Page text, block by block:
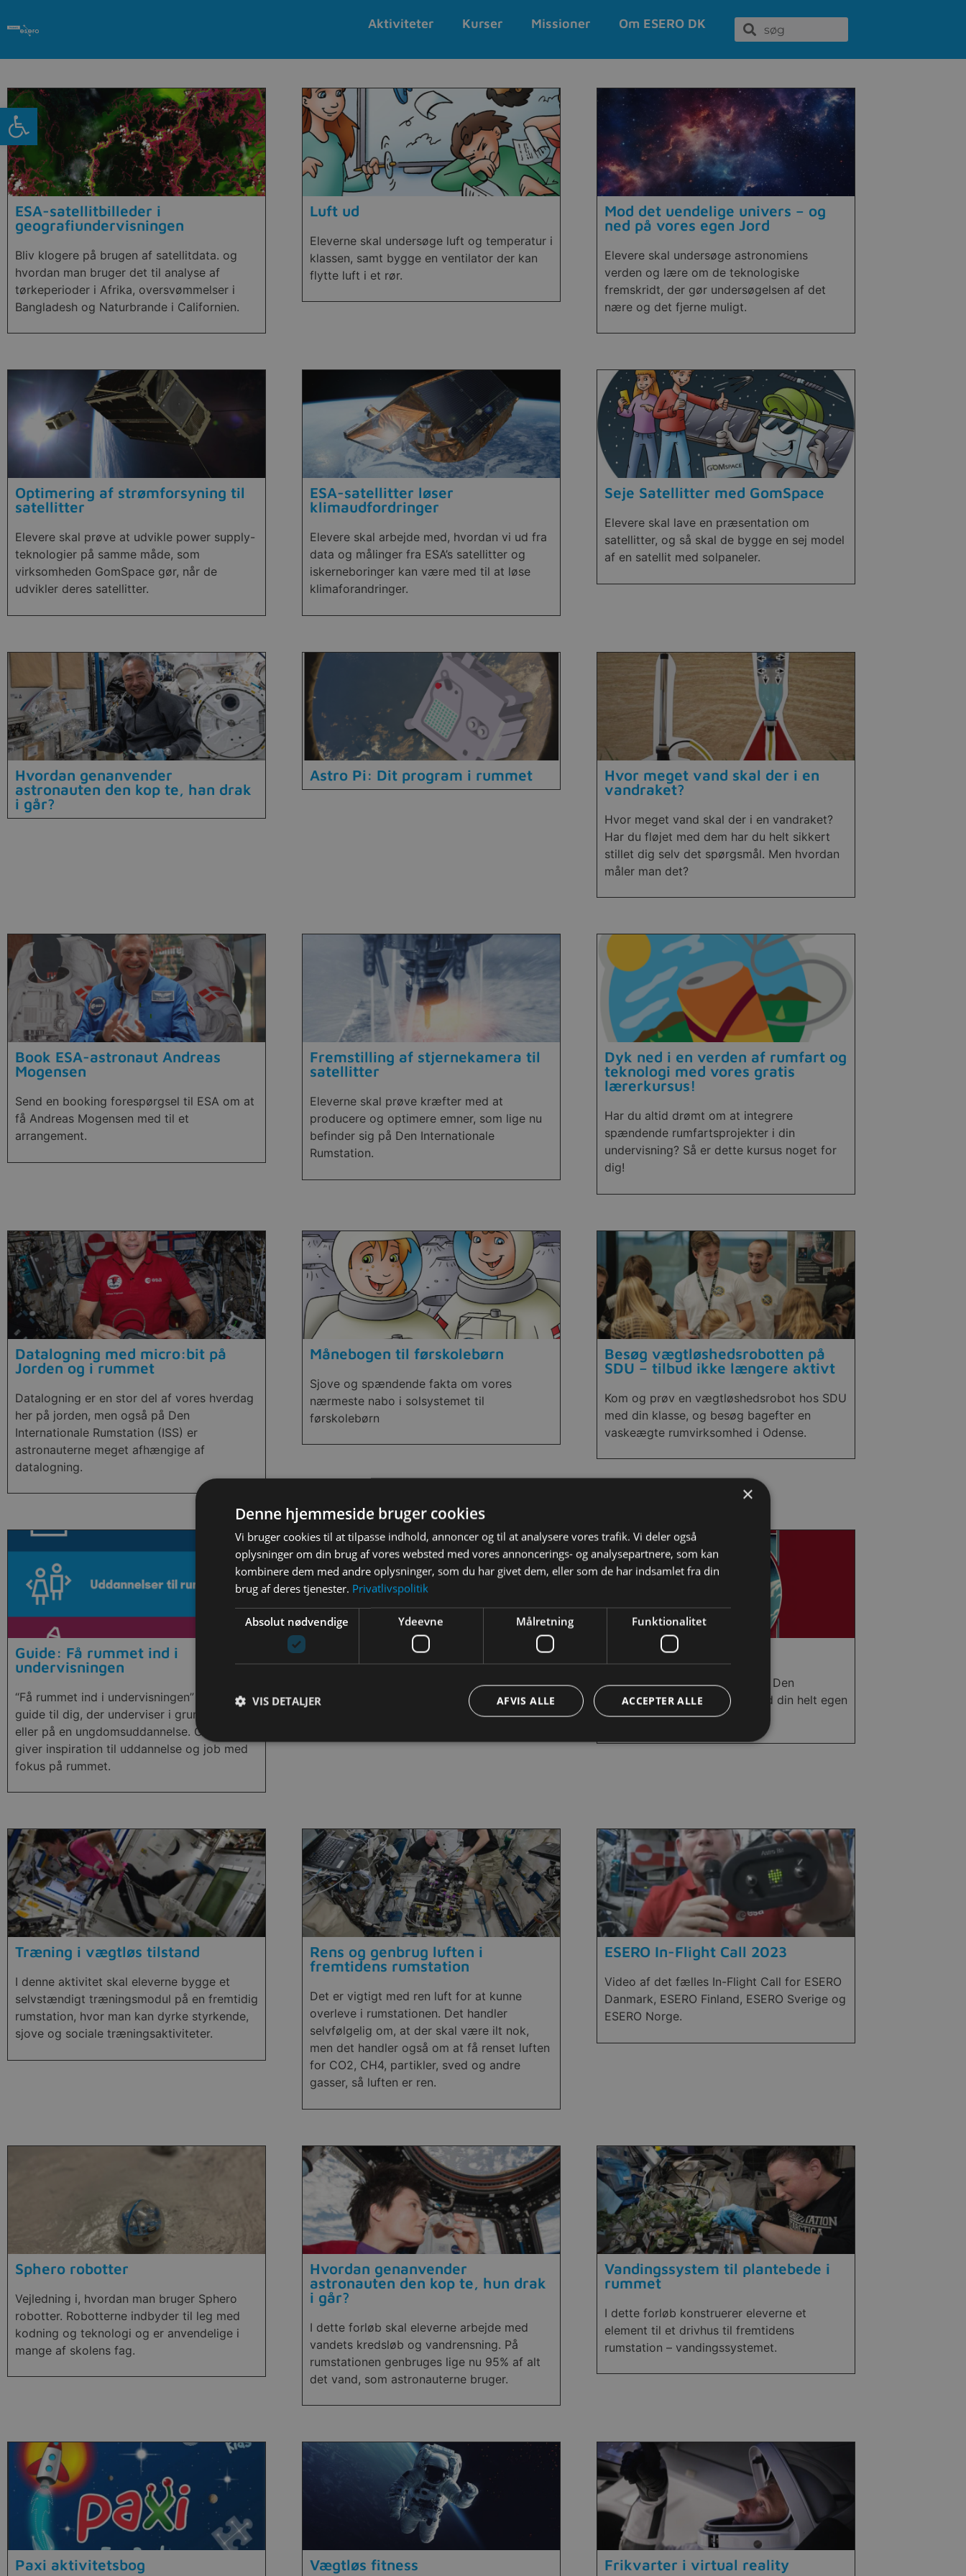
Open toolbar
Aktiviteter Kurser Missioner Om ESERO DK
ESA-satellitbilleder i
geografiundervisningen
Bliv klogere på brugen af satellitdata. og
hvordan man bruger det til analyse af
tørkeperioder i Afrika, oversvømmelser i
Bangladesh og Naturbrande i Californien.
Luft ud
Eleverne skal undersøge luft og temperatur i
klassen, samt bygge en ventilator der kan
flytte luft i et rør.
Mod det uendelige univers – og
ned på vores egen Jord
Elevere skal undersøge astronomiens
verden og lære om de teknologiske
fremskridt, der gør undersøgelsen af det
nære og det fjerne muligt.
Optimering af strømforsyning til
satellitter
Elevere skal prøve at udvikle power supply-
teknologier på samme måde, som
virksomheden GomSpace gør, når de
udvikler deres satellitter.
ESA-satellitter løser
klimaudfordringer
Elevere skal arbejde med, hvordan vi ud fra
data og målinger fra ESA’s satellitter og
iskerneboringer kan være med til at løse
klimaforandringer.
Seje Satellitter med GomSpace
Elevere skal lave en præsentation om
satellitter, og så skal de bygge en sej model
af en satellit med solpaneler.
Hvordan genanvender
astronauten den kop te, han drak
i går?
Astro Pi: Dit program i rummet
Hvor meget vand skal der i en
vandraket?
Hvor meget vand skal der i en vandraket?
Har du fløjet med dem har du helt sikkert
stillet dig selv det spørgsmål. Men hvordan
måler man det?
Book ESA-astronaut Andreas
Mogensen
Send en booking forespørgsel til ESA om at
få Andreas Mogensen med til et
arrangement.
Fremstilling af stjernekamera til
satellitter
Eleverne skal prøve kræfter med at
producere og optimere emner, som lige nu
befinder sig på Den Internationale
Rumstation.
Dyk ned i en verden af rumfart og
teknologi med vores gratis
lærerkursus!
Har du altid drømt om at integrere
spændende rumfartsprojekter i din
undervisning? Så er dette kursus noget for
dig!
Datalogning med micro:bit på
Jorden og i rummet
Datalogning er en stor del af vores hverdag
her på jorden, men også på Den
Internationale Rumstation (ISS) er
astronauterne meget afhængige af
datalogning.
Månebogen til førskolebørn
Sjove og spændende fakta om vores
nærmeste nabo i solsystemet til
førskolebørn
Besøg vægtløshedsrobotten på
SDU – tilbud ikke længere aktivt
Kom og prøv en vægtløshedsrobot hos SDU
med din klasse, og besøg bagefter en
vaskeægte rumvirksomhed i Odense.
Guide: Få rummet ind i
undervisningen
“Få rummet ind i undervisningen” er en ny
guide til dig, der underviser i grundskolen
eller på en ungdomsuddannelse. Guiden
giver inspiration til uddannelse og job med
fokus på rummet.
Få besøg af en rumekspert
Book en rumekspert til din klasse, gennem
Engineer the future.
DR’s Raketsimulator
Prøv at se om du kan nå op til Den
Internationale Rumstation, med din helt egen
raket.
Træning i vægtløs tilstand
I denne aktivitet skal eleverne bygge et
selvstændigt træningsmodul på en fremtidig
rumstation, hvor man kan dyrke styrkende,
sjove og sociale træningsaktiviteter.
Rens og genbrug luften i
fremtidens rumstation
Det er vigtigt med ren luft for at kunne
overleve i rumstationen. Det handler
selvfølgelig om, at der skal være ilt nok,
men det handler også om at få renset luften
for CO2, CH4, partikler, sved og andre
gasser, så luften er ren.
ESERO In-Flight Call 2023
Video af det fælles In-Flight Call for ESERO
Danmark, ESERO Finland, ESERO Sverige og
ESERO Norge.
Sphero robotter
Vejledning i, hvordan man bruger Sphero
robotter. Robotterne indbyder til leg med
kodning og teknologi og er anvendelige i
mange af skolens fag.
Hvordan genanvender
astronauten den kop te, hun drak
i går?
I dette forløb skal eleverne arbejde med
vandets kredsløb og vandrensning. På
rumstationen genbruges lige nu 95% af alt
det vand, som astronauterne bruger.
Vandingssystem til plantebede i
rummet
I dette forløb konstruerer eleverne et
element til et drivhus til fremtidens
rumstation – vandingssystemet.
Paxi aktivitetsbog Vægtløs fitness Frikvarter i virtual reality
×
Denne hjemmeside bruger cookies
Vi bruger cookies til at tilpasse indhold, annoncer og til at analysere vores trafik. Vi deler også
oplysninger om din brug af vores websted med vores annoncerings- og analysepartnere, som kan
kombinere dem med andre oplysninger, som du har givet dem, eller som de har indsamlet fra din
brug af deres tjenester. Privatlivspolitik
Absolut nødvendige Ydeevne Målretning Funktionalitet
ACCEPTER ALLE
AFVIS ALLE
VIS DETALJER